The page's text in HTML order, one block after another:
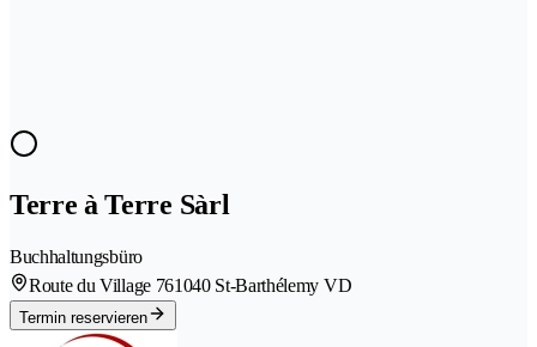
Terre à Terre Sàrl
Buchhaltungsbüro
Route du Village 761040 St-Barthélemy VD
Termin reservieren